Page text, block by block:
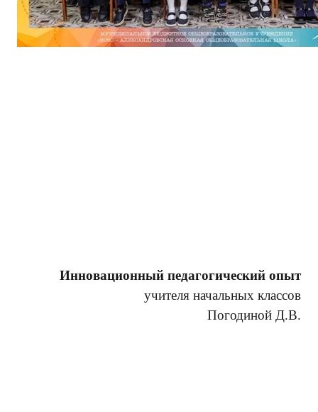
Инновационный педагогический опыт
учителя начальных классов
Погодиной Д.В.